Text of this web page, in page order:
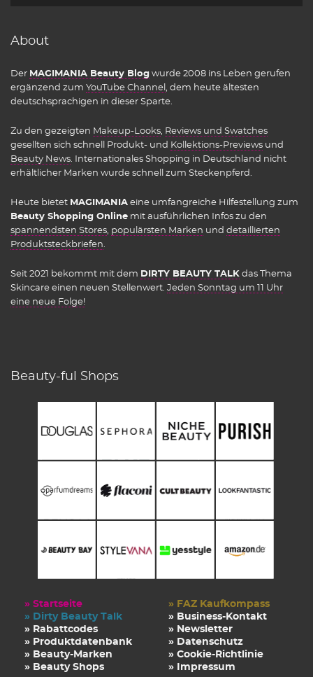
About
Der MAGIMANIA Beauty Blog wurde 2008 ins Leben gerufen
ergänzend zum YouTube Channel , dem heute ältesten
deutschsprachigen in dieser Sparte.
Zu den gezeigten Makeup-Looks, Reviews und Swatches
gesellten sich schnell Produkt- und Kollektions-Previews und
Beauty News. Internationales Shopping in Deutschland nicht
erhältlicher Marken wurde schnell zum Steckenpferd.
Heute bietet MAGIMANIA eine umfangreiche Hilfestellung zum
Beauty Shopping Online mit ausführlichen Infos zu den
spannendsten Stores, populärsten Marken und detaillierten
Produktsteckbriefen.
Seit 2021 bekommt mit dem DIRTY BEAUTY TALK das Thema
Skincare einen neuen Stellenwert. Jeden Sonntag um 11 Uhr
eine neue Folge!
Beauty-ful Shops
» Startseite
» Dirty Beauty Talk
» Rabattcodes
» Produktdatenbank
» Beauty-Marken
» Beauty Shops
» FAZ Kaufkompass
» Business-Kontakt
» Newsletter
» Datenschutz
» Cookie-Richtlinie
» Impressum